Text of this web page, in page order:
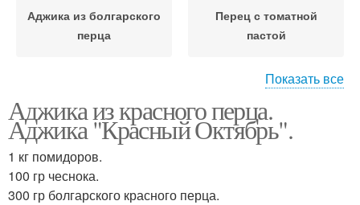
Аджика из болгарского
перца
Перец с томатной
пастой
Аджика из перца
Показать все
Аджика из красного перца.
Аджика "Красный Октябрь".
1 кг помидоров.
100 гр чеснока.
300 гр болгарского красного перца.